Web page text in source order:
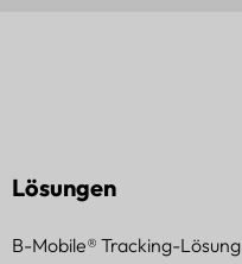
Lösungen
B-Mobile® Tracking-Lösung